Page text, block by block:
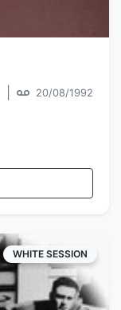
20/08/1992
WHITE SESSION